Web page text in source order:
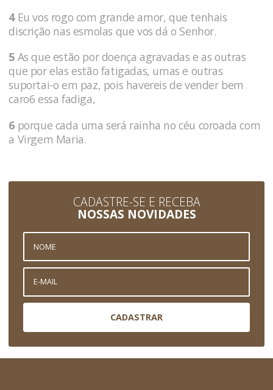
4Eu vos rogo com grande amor, que tenhais
discrição nas esmolas que vos dá o Senhor.
5 As que estão por doença agravadas e as outras
que por elas estão fatigadas, umas e outras
suportai-o em paz, pois havereis de vender bem
caro6 essa fadiga,
6 porque cada uma será rainha no céu coroada com
a Virgem Maria.
CADASTRE-SE E RECEBA
NOSSAS NOVIDADES
CADASTRAR